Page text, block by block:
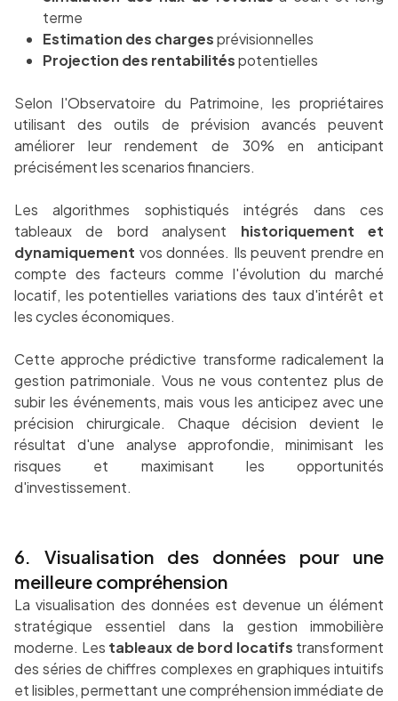
terme
Estimation des chargesprévisionnelles
Projection des rentabilitéspotentielles
Selon l'Observatoire du Patrimoine, les propriétaires
utilisant des outils de prévision avancés peuvent
améliorer leur rendement de 30% en anticipant
précisément les scenarios financiers.
Les algorithmes sophistiqués intégrés dans ces
tableaux de bord analysent historiquement et
dynamiquement vos données. Ils peuvent prendre en
compte des facteurs comme l'évolution du marché
locatif, les potentielles variations des taux d'intérêt et
les cycles économiques.
Cette approche prédictive transforme radicalement la
gestion patrimoniale. Vous ne vous contentez plus de
subir les événements, mais vous les anticipez avec une
précision chirurgicale. Chaque décision devient le
résultat d'une analyse approfondie, minimisant les
risques et maximisant les opportunités
d'investissement.
6. Visualisation des données pour une
meilleure compréhension
La visualisation des données est devenue un élément
stratégique essentiel dans la gestion immobilière
moderne. Les tableaux de bord locatifs transforment
des séries de chiffres complexes en graphiques intuitifs
et lisibles, permettant une compréhension immédiate de